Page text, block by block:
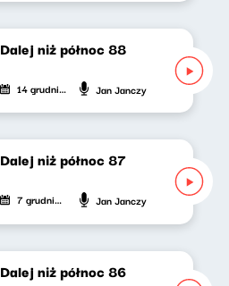
Dalej niż północ 88
14 grudnia 2025 Jan Janczy
Dalej niż północ 87
7 grudnia 2025 Jan Janczy
Dalej niż północ 86